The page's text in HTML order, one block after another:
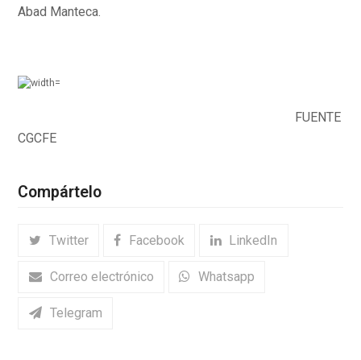
Abad Manteca.
FUENTE
CGCFE
Compártelo
Twitter Facebook LinkedIn
Correo electrónico Whatsapp
Telegram